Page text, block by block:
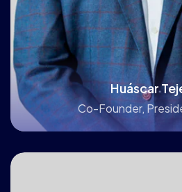
Huáscar
Co-Founder,